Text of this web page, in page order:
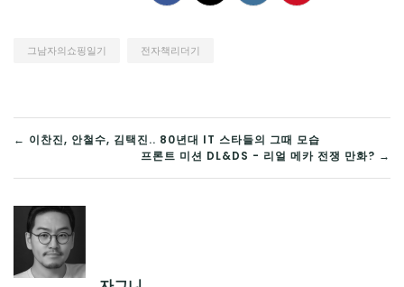
그남자의쇼핑일기 전자책리더기
글
탐
색
← 이찬진, 안철수, 김택진.. 80년대 IT 스타들의 그때 모습
프론트 미션 DL&DS - 리얼 메카 전쟁 만화? →